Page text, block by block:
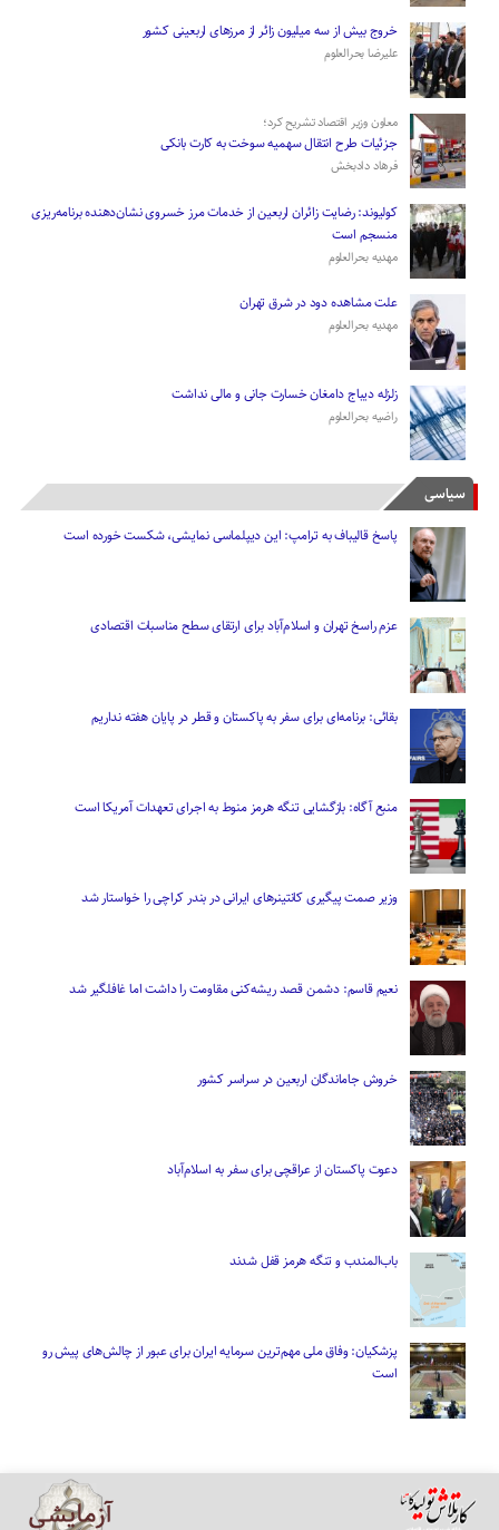
­خروج بیش از سه میلیون زائر از مرز‌های اربعینی کشور
علیرضا بحرالعلوم
معاون وزیر اقتصاد تشریح کرد؛
جزئیات طرح انتقال سهمیه سوخت به کارت بانکی
فرهاد دادبخش
کولیوند: رضایت زائران اربعین از خدمات مرز خسروی نشان‌دهنده برنامه‌ریزی
منسجم است
مهدیه بحرالعلوم
علت مشاهده دود در شرق تهران
مهدیه بحرالعلوم
زلزله دیباج دامغان خسارت جانی و مالی نداشت
راضیه بحرالعلوم
سیاسی
پاسخ قالیباف به ترامپ: این دیپلماسی نمایشی، شکست خورده است
عزم راسخ تهران و اسلام‌آباد برای ارتقای سطح مناسبات اقتصادی
بقائی: برنامه‌ای برای سفر به پاکستان و قطر در پایان هفته نداریم
منبع آگاه: بازگشایی تنگه هرمز منوط به اجرای تعهدات آمریکا است
وزیر صمت پیگیری کانتینر‌های ایرانی در بندر کراچی را خواستار شد
نعیم قاسم: دشمن قصد ریشه‌کنی مقاومت را داشت اما غافلگیر شد
خروش جاماندگان اربعین در سراسر کشور
دعوت پاکستان از عراقچی برای سفر به اسلام‌آباد
باب‌المندب و تنگه هرمز قفل شدند
پزشکیان: وفاق ملی مهم‌ترین سرمایه ایران برای عبور از چالش‌های پیش رو
است